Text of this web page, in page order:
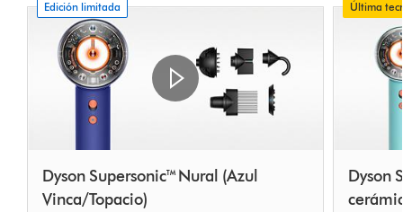
Edición limitada
Dyson Supersonic™ Nural (Azul
Vinca/Topacio)
Última
Dyson